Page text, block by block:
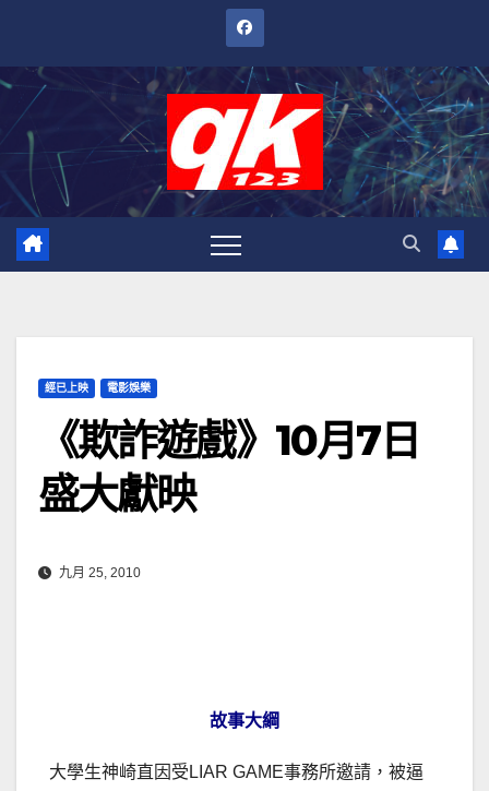
內
經已上映 電影娛樂
《欺詐遊戲》10月7日
盛大獻映
九月 25, 2010
故事大綱
大學生神崎直因受LIAR GAME事務所邀請，被逼